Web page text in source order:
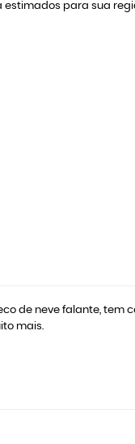
estimados para sua
de neve falante, tem
mais.